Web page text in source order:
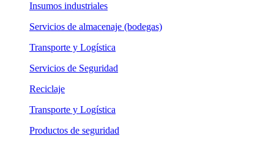
Insumos industriales
Servicios de almacenaje (bodegas)
Transporte y Logística
Servicios de Seguridad
Reciclaje
Transporte y Logística
Productos de seguridad